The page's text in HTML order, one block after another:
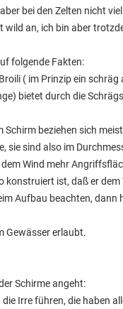
bei den Zelten nicht
wild an, ich bin aber
folgende Fakten:
( im Prinzip ein
bietet durch die
Schirm beziehen sich
sie sind also im
Wind mehr
konstruiert ist, daß er
Aufbau beachten, dann
Gewässer erlaubt.
Schirme angeht:
Irre führen, die haben